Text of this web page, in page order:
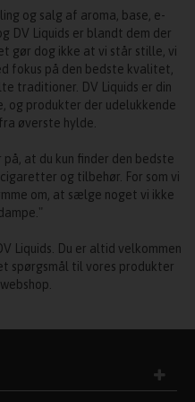
og salg af aroma, base, e-
DV Liquids er blandt dem der
gør dog ikke at vi står stille, vi
fokus på den bedste kvalitet,
traditioner. DV Liquids er din
og produkter der udelukkende
øverste hylde.
på, at du kun finder den bedste
og tilbehør. For som vi
om, at sælge noget vi ikke
Liquids. Du er altid velkommen
spørgsmål til vores produkter